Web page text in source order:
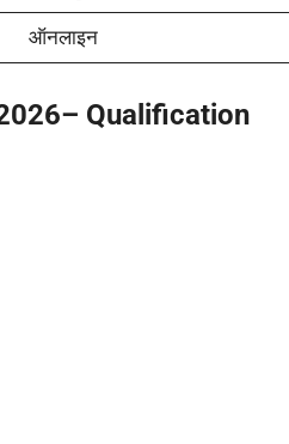
ऑनलाइन
– Qualification